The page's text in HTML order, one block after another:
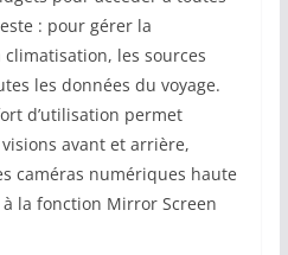
: pour gérer la
les sources
les données du voyage.
d’utilisation permet
avant et arrière,
caméras numériques haute
la fonction Mirror Screen